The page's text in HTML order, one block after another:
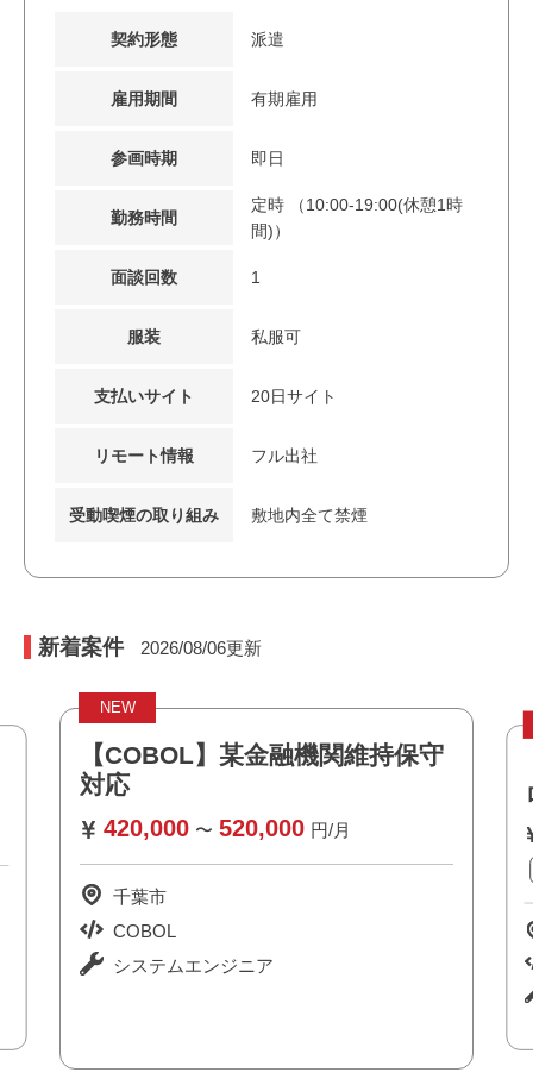
契約形態 派遣
雇用期間 有期雇用
参画時期 即日
勤務時間
定時 （10:00-19:00(休憩1時
間)）
面談回数 1
服装 私服可
支払いサイト 20日サイト
リモート情報 フル出社
受動喫煙の取り組み 敷地内全て禁煙
新着案件 2026/08/06更新
NEW
【COBOL】某金融機関維持保守
対応
420,000 〜 520,000 円/月
千葉市
COBOL
システムエンジニア